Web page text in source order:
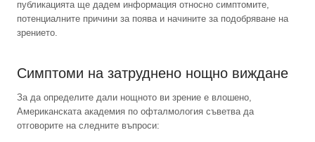
публикацията ще дадем информация относно симптомите,
потенциалните причини за поява и начините за подобряване на
зрението.
Симптоми на затруднено нощно виждане
За да определите дали нощното ви зрение е влошено,
Американската академия по офталмология съветва да
отговорите на следните въпроси: